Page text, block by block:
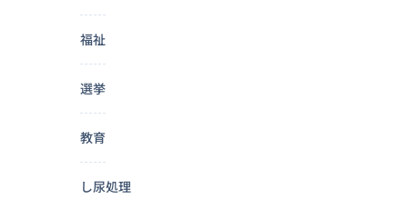
福祉
選挙
教育
し尿処理